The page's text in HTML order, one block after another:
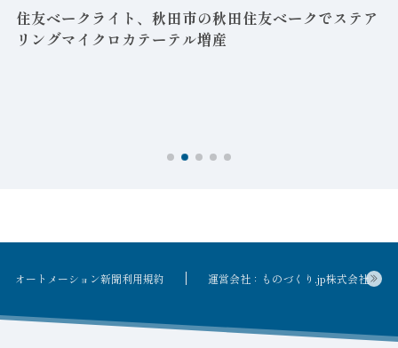
友ベークライト、秋田市の秋田住友ベークでステア
ングマイクロカテーテル増産
オートメーション新聞利用規約 運営会社：ものづくり.jp株式会社